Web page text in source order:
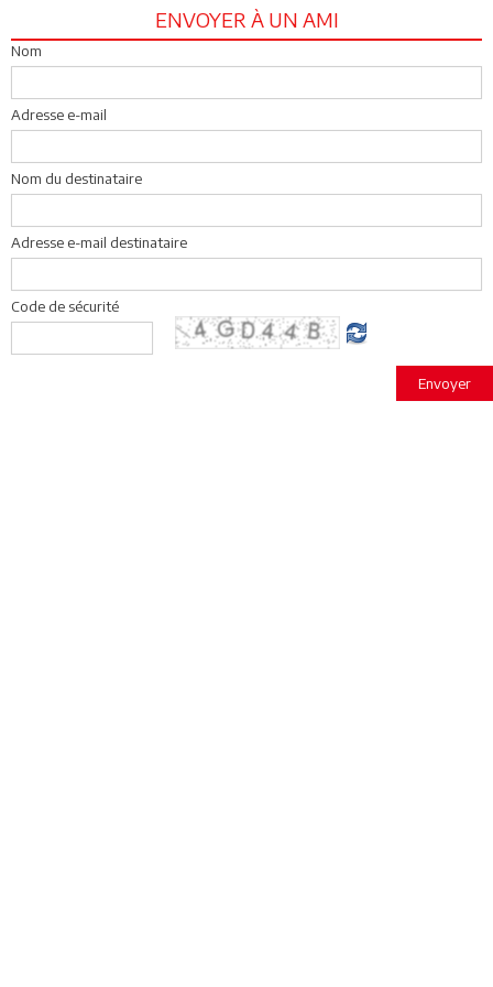
ENVOYER À UN AMI
Nom
Adresse e-mail
Nom du destinataire
Adresse e-mail destinataire
Code de sécurité
Envoyer